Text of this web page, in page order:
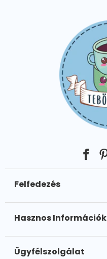
Felfedezés
Hasznos Információk
Ügyfélszolgálat